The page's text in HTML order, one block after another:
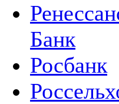
Банк
Росбанк